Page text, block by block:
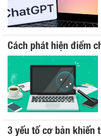
Cách phát hiện điểm
3 yếu tố cơ bản khiến